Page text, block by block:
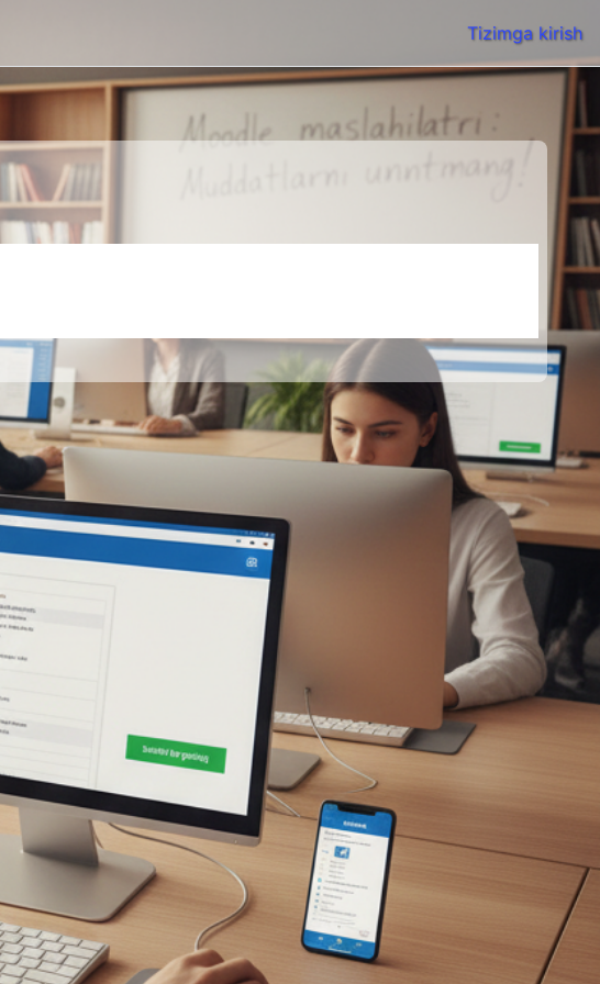
Tizimga kirish